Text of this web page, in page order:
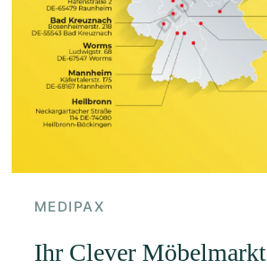
MEDIPAX
Ihr Clever Möbelmarkt